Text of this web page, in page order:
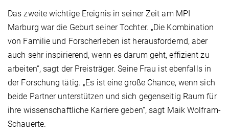
Das zweite wichtige Ereignis in seiner Zeit am MPI
Marburg war die Geburt seiner Tochter. „Die Kombination
von Familie und Forscherleben ist herausfordernd, aber
auch sehr inspirierend, wenn es darum geht, effizient zu
arbeiten“, sagt der Preisträger. Seine Frau ist ebenfalls in
der Forschung tätig. „Es ist eine große Chance, wenn sich
beide Partner unterstützen und sich gegenseitig Raum für
ihre wissenschaftliche Karriere geben“, sagt Maik Wolfram-
Schauerte.